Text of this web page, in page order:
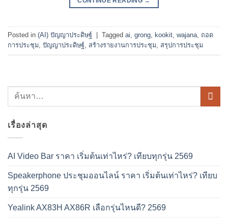
Posted in (AI) ปัญญาประดิษฐ์ Tagged ai, grong, kookit, wajana, ถอด
การประชุม, ปัญญาประดิษฐ์, สร้างรายงานการประชุม, สรุปการประชุม
เรื่องล่าสุด
AI Video Bar ราคา เริ่มต้นเท่าไหร่? เทียบทุกรุ่น 2569
Speakerphone ประชุมออนไลน์ ราคา เริ่มต้นเท่าไหร่? เทียบ
ทุกรุ่น 2569
Yealink AX83H AX86R เลือกรุ่นไหนดี? 2569